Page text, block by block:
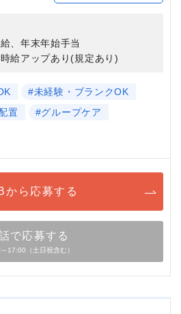
、年末年始手当
給アップあり(規定あり)
#未経験・ブランクOK
置
#グループケア
から応募する
で応募する
17:00（土日祝含む）